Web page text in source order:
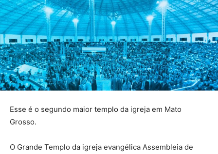
Esse é o segundo maior templo da igreja em Mato
Grosso.
O Grande Templo da igreja evangélica Assembleia de